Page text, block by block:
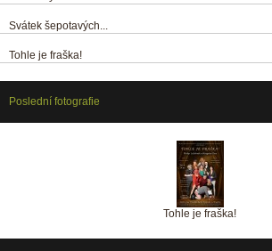
Svátek šepotavých...
Tohle je fraška!
Poslední fotografie
Tohle je fraška!